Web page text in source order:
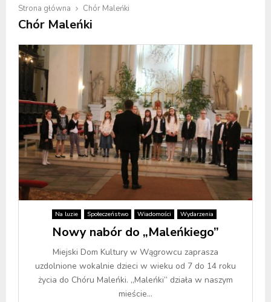
Strona główna Chór Maleńki
Chór Maleńki
Na luzie Społeczeństwo Wiadomości Wydarzenia
Nowy nabór do „Maleńkiego”
Miejski Dom Kultury w Wągrowcu zaprasza
uzdolnione wokalnie dzieci w wieku od 7 do 14 roku
życia do Chóru Maleńki. „Maleńki” działa w naszym
mieście...